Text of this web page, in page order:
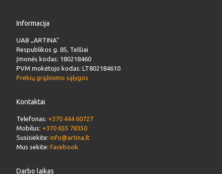
Informacija
UAB „ARTINA“
Respublikos g. 85, Telšiai
Įmonės kodas: 180218460
PVM mokėtojo kodas: LT802184610
Prekių grąžinimo sąlygos
Kontaktai
Telefonas: +370 444 60727
Mobilus: +370 655 78350
Susisiekite: info@artina.lt
Mus sekite: Facebook
Darbo laikas